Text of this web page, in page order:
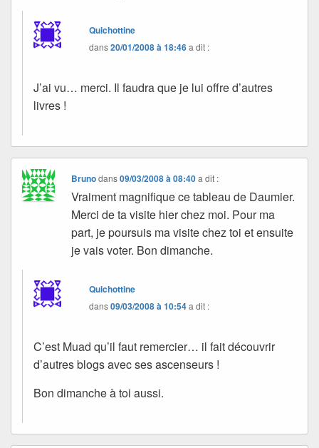
Quichottine
dans20/01/2008 à 18:46a dit :
J’ai vu… merci. Il faudra que je lui offre d’autres
livres !
Brunodans09/03/2008 à 08:40 a dit :
Vraiment magnifique ce tableau de Daumier.
Merci de ta visite hier chez moi. Pour ma
part, je poursuis ma visite chez toi et ensuite
je vais voter. Bon dimanche.
Quichottine
dans09/03/2008 à 10:54a dit :
C’est Muad qu’il faut remercier… il fait découvrir
d’autres blogs avec ses ascenseurs !
Bon dimanche à toi aussi.